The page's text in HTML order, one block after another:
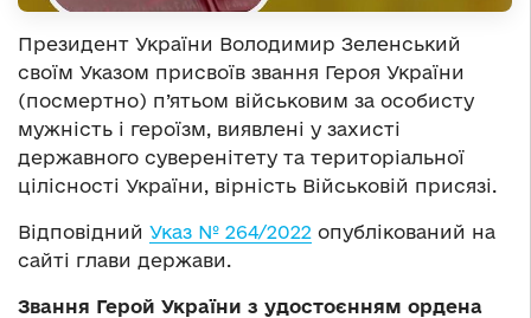
Президент України Володимир Зеленський
своїм Указом присвоїв звання Героя України
(посмертно) п’ятьом військовим за особисту
мужність і героїзм, виявлені у захисті
державного суверенітету та територіальної
цілісності України, вірність Військовій присязі.
Відповідний Указ № 264/2022 опублікований на
сайті глави держави.
Звання Герой України з удостоєнням ордена